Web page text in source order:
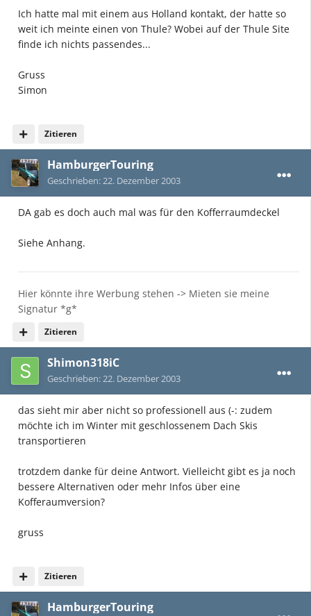
Ich hatte mal mit einem aus Holland kontakt, der hatte so
weit ich meinte einen von Thule? Wobei auf der Thule Site
finde ich nichts passendes...
Gruss
Simon
Zitieren
HamburgerTouring
Geschrieben:22. Dezember 2003
DA gab es doch auch mal was für den Kofferraumdeckel
Siehe Anhang.
Zitieren
Hier könnte ihre Werbung stehen -> Mieten sie meine
Signatur *g*
Shimon318iC
Geschrieben:22. Dezember 2003
das sieht mir aber nicht so professionell aus (-: zudem
möchte ich im Winter mit geschlossenem Dach Skis
transportieren
trotzdem danke für deine Antwort. Vielleicht gibt es ja noch
bessere Alternativen oder mehr Infos über eine
Kofferaumversion?
gruss
Zitieren
HamburgerTouring